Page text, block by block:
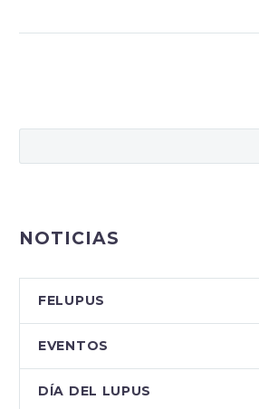
NOTICIAS
FELUPUS
EVENTOS
DÍA DEL LUPUS